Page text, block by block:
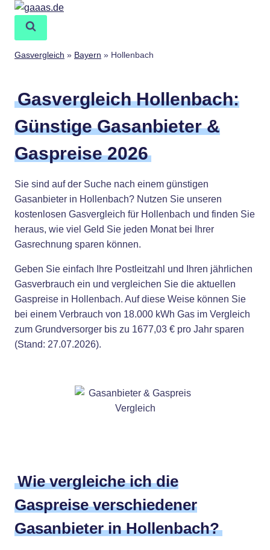
Zum
springen
Gasvergleich » Bayern » Hollenbach
Gasvergleich Hollenbach:
Günstige Gasanbieter &
Gaspreise 2026
Sie sind auf der Suche nach einem günstigen
Gasanbieter in Hollenbach? Nutzen Sie unseren
kostenlosen Gasvergleich für Hollenbach und finden Sie
heraus, wie viel Geld Sie jeden Monat bei Ihrer
Gasrechnung sparen können.
Geben Sie einfach Ihre Postleitzahl und Ihren jährlichen
Gasverbrauch ein und vergleichen Sie die aktuellen
Gaspreise in Hollenbach. Auf diese Weise können Sie
bei einem Verbrauch von 18.000 kWh Gas im Vergleich
zum Grundversorger bis zu 1677,03 € pro Jahr sparen
(Stand: 27.07.2026).
Wie vergleiche ich die
Gaspreise verschiedener
Gasanbieter in Hollenbach?